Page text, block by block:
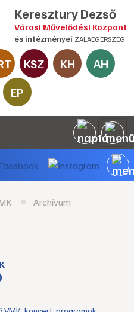
Keresztury Dezső
Városi Művelődési Központ
és intézményei ZALAEGERSZEG
KSZ KH
AH
EP
Archívum